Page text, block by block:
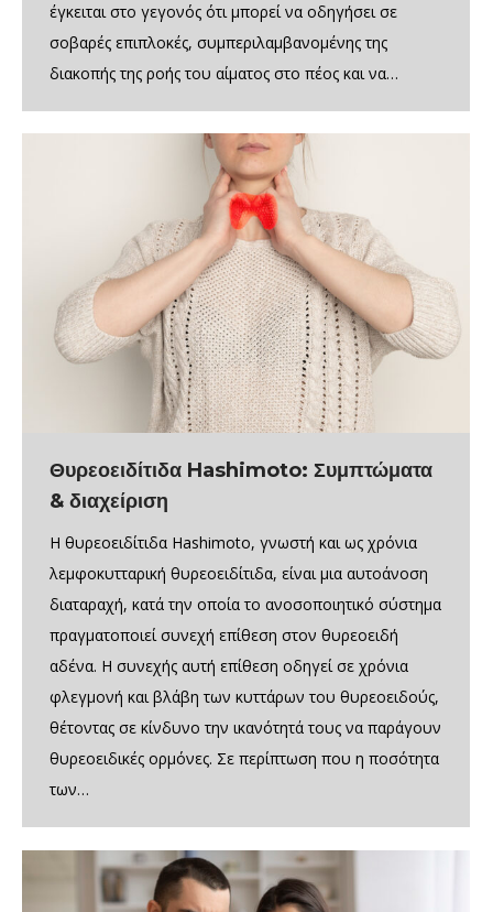
έγκειται στο γεγονός ότι μπορεί να οδηγήσει σε
σοβαρές επιπλοκές, συμπεριλαμβανομένης της
διακοπής της ροής του αίματος στο πέος και να…
Θυρεοειδίτιδα Hashimoto: Συμπτώματα
& διαχείριση
Η θυρεοειδίτιδα Hashimoto, γνωστή και ως χρόνια
λεμφοκυτταρική θυρεοειδίτιδα, είναι μια αυτοάνοση
διαταραχή, κατά την οποία το ανοσοποιητικό σύστημα
πραγματοποιεί συνεχή επίθεση στον θυρεοειδή
αδένα. Η συνεχής αυτή επίθεση οδηγεί σε χρόνια
φλεγμονή και βλάβη των κυττάρων του θυρεοειδούς,
θέτοντας σε κίνδυνο την ικανότητά τους να παράγουν
θυρεοειδικές ορμόνες. Σε περίπτωση που η ποσότητα
των…